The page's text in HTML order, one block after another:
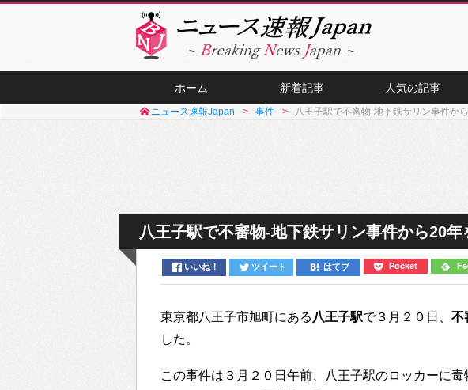
ホーム 新着記事 人気の記事
ニュース速報Japan 事件 八王子駅で不審物-地下鉄サリン事件か
八王子駅で不審物-地下鉄サリン事件から20
いいね！ ツイート はてブ Pocket
東京都八王子市旭町にある 八王子駅で３月２０日、 不
した。
この事件は３月２０日午前、八王子駅のロッカーに